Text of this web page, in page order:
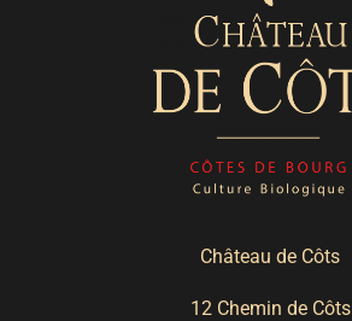
Château de Côts
12 Chemin de Côts